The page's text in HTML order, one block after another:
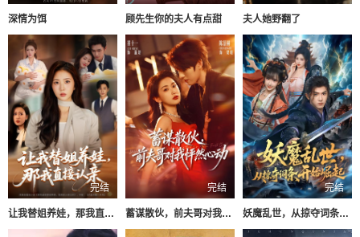
深情为饵 顾先生你的夫人有点甜 夫人她野翻了
完结
让我替姐养娃，那我直接认亲
完结
蓄谋散伙，前夫哥对我怦然心动
完结
妖魔乱世，从掠夺词条开始崛起